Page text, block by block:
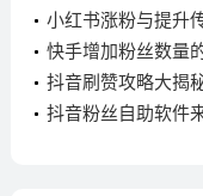
吗？
小红书涨粉与提升
吗？
快手增加粉丝数量
质内容等
抖音刷赞攻略大揭
抖音粉丝自助软件